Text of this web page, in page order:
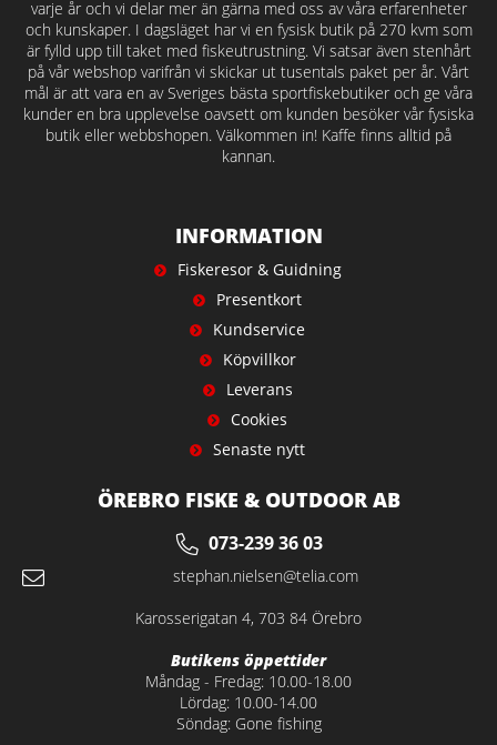
varje år och vi delar mer än gärna med oss av våra erfarenheter
och kunskaper. I dagsläget har vi en fysisk butik på 270 kvm som
är fylld upp till taket med fiskeutrustning. Vi satsar även stenhårt
på vår webshop varifrån vi skickar ut tusentals paket per år. Vårt
mål är att vara en av Sveriges bästa sportfiskebutiker och ge våra
kunder en bra upplevelse oavsett om kunden besöker vår fysiska
butik eller webbshopen. Välkommen in! Kaffe finns alltid på
kannan.
INFORMATION
Fiskeresor & Guidning
Presentkort
Kundservice
Köpvillkor
Leverans
Cookies
Senaste nytt
ÖREBRO FISKE & OUTDOOR AB
073-239 36 03
stephan.nielsen@telia.com
Karosserigatan 4, 703 84 Örebro
Butikens öppettider
Måndag - Fredag: 10.00-18.00
Lördag: 10.00-14.00
Söndag: Gone fishing